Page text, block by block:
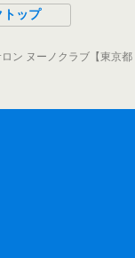
ップ
ン ヌーノクラブ【東京都